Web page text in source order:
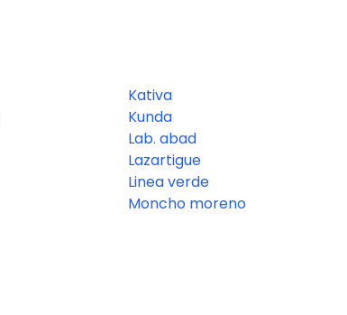
Kativa
Kunda
Lab. abad
Lazartigue
Linea verde
Moncho moreno